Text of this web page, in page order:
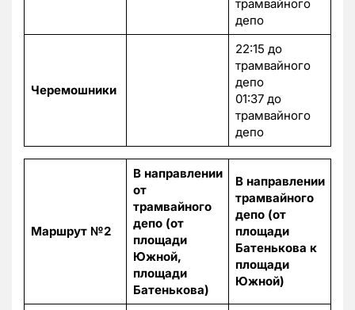
трамвайного
депо
Черемошники
22:15 до
трамвайного
депо
01:37 до
трамвайного
депо
Маршрут №2
В направлении
от
трамвайного
депо (от
площади
Южной,
площади
Батенькова)
В направлении
трамвайного
депо (от
площади
Батенькова к
площади
Южной)